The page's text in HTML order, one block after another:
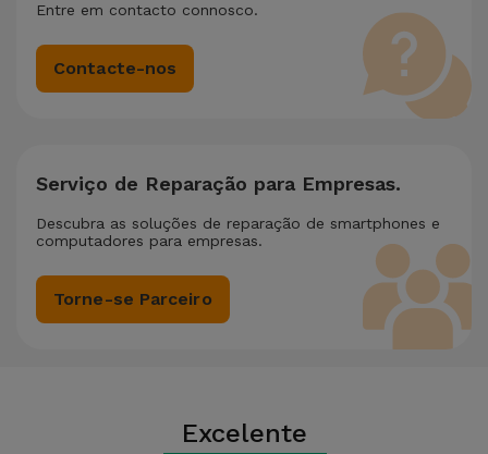
Entre em contacto connosco.
Contacte-nos
Serviço de Reparação para Empresas.
Descubra as soluções de reparação de smartphones e
computadores para empresas.
Torne-se Parceiro
Excelente